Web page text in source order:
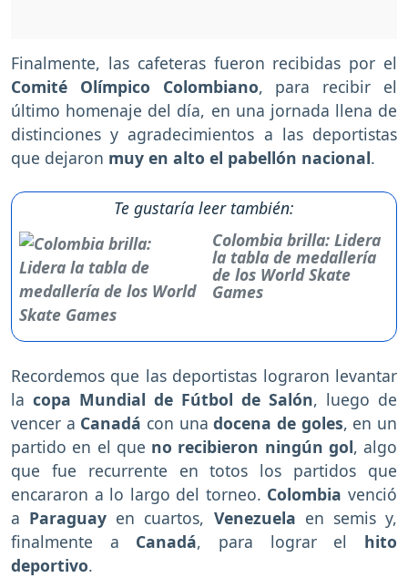
Finalmente, las cafeteras fueron recibidas por el
Comité Olímpico Colombiano, para recibir el
último homenaje del día, en una jornada llena de
distinciones y agradecimientos a las deportistas
que dejaron muy en alto el pabellón nacional.
Te gustaría leer también:
Colombia brilla: Lidera
la tabla de medallería
de los World Skate
Games
Recordemos que las deportistas lograron levantar
la copa Mundial de Fútbol de Salón, luego de
vencer a Canadá con unadocena de goles, en un
partido en el que no recibieron ningún gol, algo
que fue recurrente en totos los partidos que
encararon a lo largo del torneo. Colombiavenció
a Paraguay en cuartos, Venezuela en semis y,
finalmente a Canadá, para lograr el hito
deportivo.